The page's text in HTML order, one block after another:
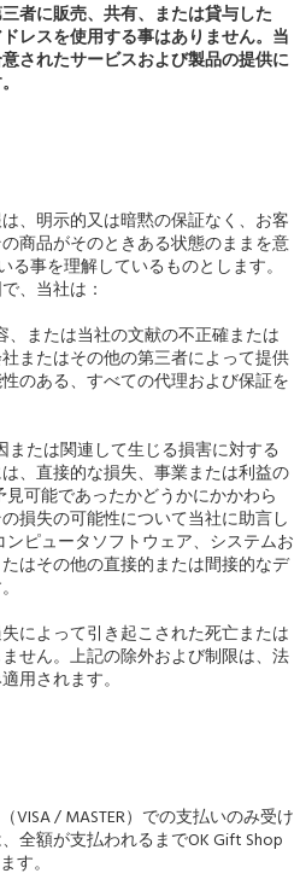
者に販売、共有、または貸与した
レスを使用する事はありません。当
されたサービスおよび製品の提供に
、明示的又は暗黙の保証なく、お客
商品がそのときある状態のままを意
る事を理解しているものとします。
、当社は：
または当社の文献の不正確または
またはその他の第三者によって提供
のある、すべての代理および保証を
たは関連して生じる損害に対する
、直接的な損失、事業または利益の
可能であったかどうかにかかわら
損失の可能性について当社に助言し
ピュータソフトウェア、システムお
はその他の直接的または間接的なデ
によって引き起こされた死亡または
せん。上記の除外および制限は、法
用されます。
VISA / MASTER）での支払いのみ受け
全額が支払われるまでOK Gift Shop
す。